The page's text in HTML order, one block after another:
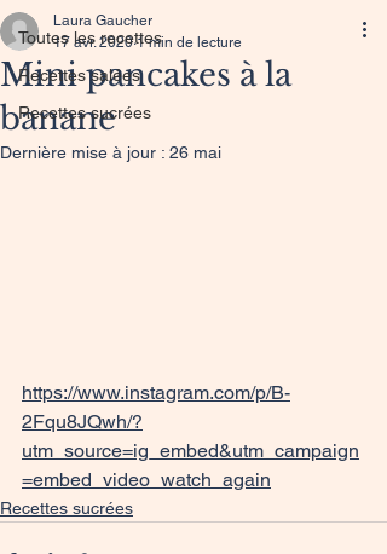
Toutes les recettes
Recettes salées
Recettes sucrées
Mini pancakes à la
banane
Laura Gaucher
17 avr. 2020 1 min de lecture
Dernière mise à jour : 26 mai
https://www.instagram.com/p/B-
2Fqu8JQwh/?
utm_source=ig_embed&utm_campaign
=embed_video_watch_again
Recettes sucrées